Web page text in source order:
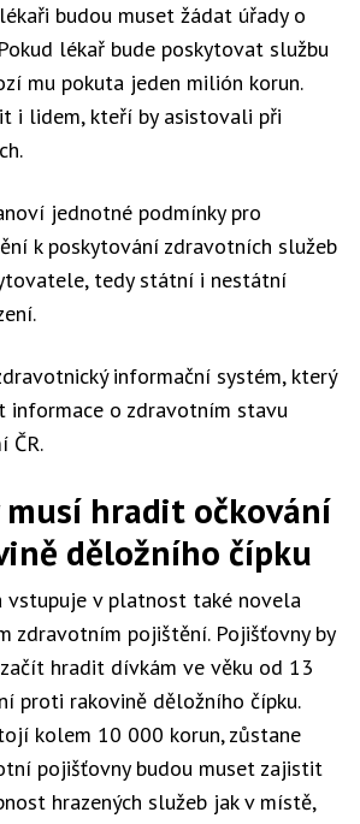
budou muset žádat úřady o
lékař bude poskytovat službu
mu pokuta jeden milión korun.
i lidem, kteří by asistovali při
jednotné podmínky pro
k poskytování zdravotních služeb
tedy státní i nestátní
informační systém, který
informace o zdravotním stavu
ČR.
hradit očkování
děložního čípku
vstupuje v platnost také novela
zdravotním pojištění. Pojišťovny by
hradit dívkám ve věku od 13
proti rakovině děložního čípku.
kolem 10 000 korun, zůstane
pojišťovny budou muset zajistit
hrazených služeb jak v místě,